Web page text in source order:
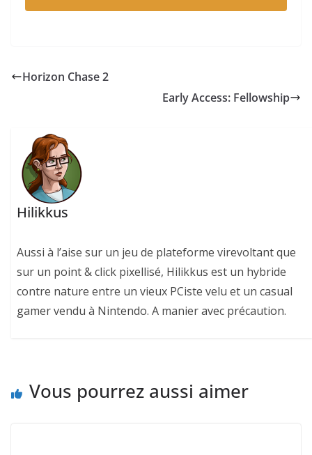
Horizon Chase 2
Early Access: Fellowship
Hilikkus
Aussi à l’aise sur un jeu de plateforme virevoltant que
sur un point & click pixellisé, Hilikkus est un hybride
contre nature entre un vieux PCiste velu et un casual
gamer vendu à Nintendo. A manier avec précaution.
Vous pourrez aussi aimer